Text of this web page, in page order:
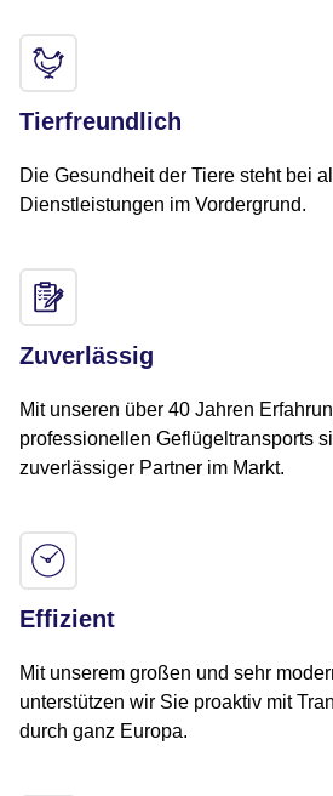
Tierfreundlich
Die Gesundheit der Tiere steht bei
Dienstleistungen im Vordergrund.
Zuverlässig
Mit unseren über 40 Jahren
professionellen Geflügeltransports
zuverlässiger Partner im Markt.
Effizient
Mit unserem großen und sehr
unterstützen wir Sie proaktiv mit
durch ganz Europa.